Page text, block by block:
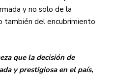
y no solo de la
también del encubrimiento
que la decisión de
y prestigiosa en el país,